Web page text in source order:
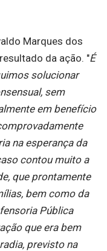
Marques dos
da ação. "É
solucionar
sem
em benefício
na esperança da
contou muito a
que prontamente
bem como da
Pública
que era bem
previsto na